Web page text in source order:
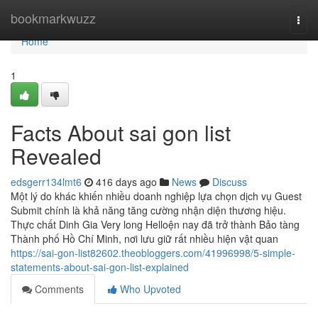
bookmarkwuzz
Home
Home
1
Facts About sai gon list
Revealed
edsgerr134lmt6 416 days ago News
Discuss
Một lý do khác khiến nhiều doanh nghiệp lựa chọn dịch vụ Guest
Submit chính là khả năng tăng cường nhận diện thương hiệu.
Thực chất Dinh Gia Very long Helloện nay đã trở thành Bảo tàng
Thành phố Hồ Chí Minh, nơi lưu giữ rất nhiều hiện vật quan
https://sai-gon-list82602.theobloggers.com/41996998/5-simple-
statements-about-sai-gon-list-explained
Comments
Who Upvoted